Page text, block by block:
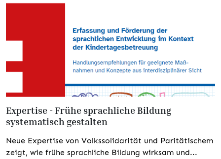
Expertise - Frühe sprachliche Bildung
systematisch gestalten
Neue Expertise von Volkssolidarität und Paritätischem
zeigt, wie frühe sprachliche Bildung wirksam und...